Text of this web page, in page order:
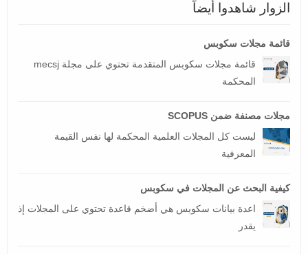
الزوار شاهدوا أيضاً
قائمة مجلات سكوبس
قائمة مجلات سكوبس المتقدمة تحتوي على مجلة mecsj
المحكمة
مجلات مصنفة ضمن SCOPUS
ليست كل المجلات العلمية المحكمة لها نفس القيمة
المعرفية
كيفية البحث عن المجلات في سكوبس
اعدة بيانات سكوبس هي أضخم قاعدة تحتوي على المجلات إذ
يقدر